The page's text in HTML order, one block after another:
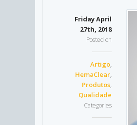
Friday April
27th, 2018
Posted on
Artigo,
HemaClear,
Produtos,
Qualidade
Categories